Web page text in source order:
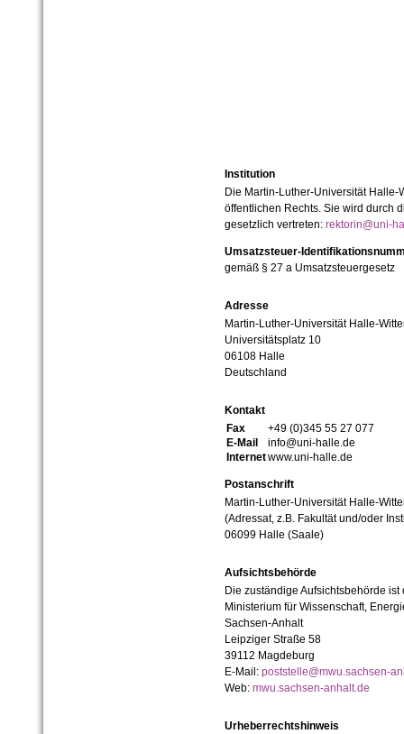
Institution
Die Martin-Luther-Universität
öffentlichen Rechts. Sie wird durch
gesetzlich vertreten: rektorin@uni-
Umsatzsteuer-
gemäß § 27 a Umsatzsteuergesetz
Adresse
Martin-Luther-Universität Halle-
Universitätsplatz 10
06108 Halle
Deutschland
Kontakt
Fax
+49 (0)345 55 27 077
E-Mail
info@uni-halle.de
Internetwww.uni-halle.de
Postanschrift
Martin-Luther-Universität Halle-
(Adressat, z.B. Fakultät und/oder
06099 Halle (Saale)
Aufsichtsbehörde
Die zuständige Aufsichtsbehörde ist
Ministerium für Wissenschaft,
Sachsen-Anhalt
Leipziger Straße 58
39112 Magdeburg
E-Mail: poststelle@mwu.sachsen-
Web: mwu.sachsen-anhalt.de
Urheberrechtshinweis